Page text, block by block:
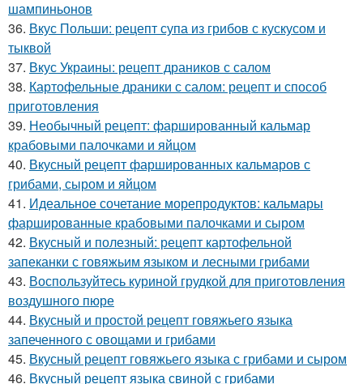
шампиньонов
36. Вкус Польши: рецепт супа из грибов с кускусом и
тыквой
37. Вкус Украины: рецепт драников с салом
38. Картофельные драники с салом: рецепт и способ
приготовления
39. Необычный рецепт: фаршированный кальмар
крабовыми палочками и яйцом
40. Вкусный рецепт фаршированных кальмаров с
грибами, сыром и яйцом
41. Идеальное сочетание морепродуктов: кальмары
фаршированные крабовыми палочками и сыром
42. Вкусный и полезный: рецепт картофельной
запеканки с говяжьим языком и лесными грибами
43. Воспользуйтесь куриной грудкой для приготовления
воздушного пюре
44. Вкусный и простой рецепт говяжьего языка
запеченного с овощами и грибами
45. Вкусный рецепт говяжьего языка с грибами и сыром
46. Вкусный рецепт языка свиной с грибами